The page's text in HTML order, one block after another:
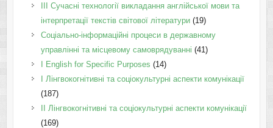
III Сучасні технології викладання англійської мови та
інтерпретації текстів світової літератури(19)
Соціально-інформаційні процеси в державному
управлінні та місцевому самоврядуванні (41)
І English for Specific Purposes (14)
I Лінгвокогнітивні та соціокультурні аспекти комунікації
(187)
IІ Лінгвокогнітивні та соціокультурні аспекти комунікації
(169)